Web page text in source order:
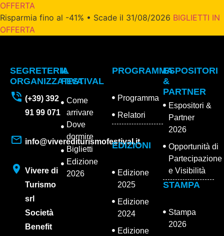
OFFERTA
Risparmia fino al -41% • Scade il 31/08/2026 BIGLIETTI IN
OFFERTA
SEGRETERIA
ORGANIZZATIVA
(+39) 392
91 99 071
info@viverediturismofestival.it
Vivere di
Turismo
srl
Società
Benefit
IL
FESTIVAL
Come
arrivare
Dove
dormire
Biglietti
Edizione
2026
PROGRAMMA
Programma
Relatori
EDIZIONI
Edizione
2025
Edizione
2024
Edizione
ESPOSITORI
&
PARTNER
Espositori &
Partner
2026
Opportunità di
Partecipazione
e Visibilità
STAMPA
Stampa
2026